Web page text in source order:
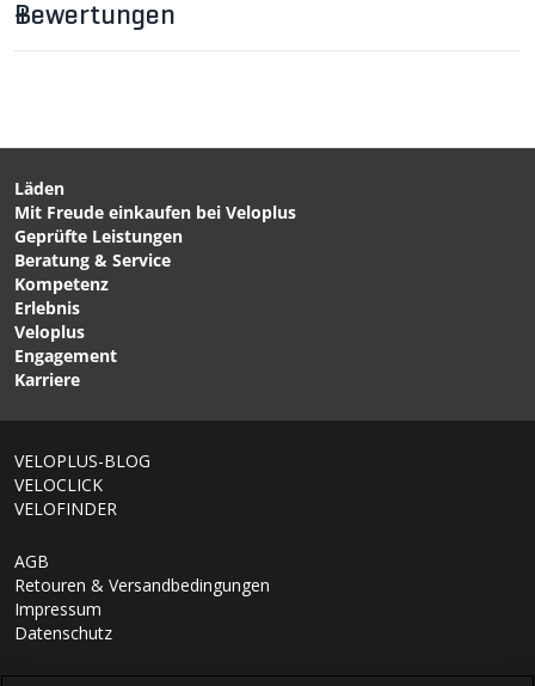
CHF 24.90
NiMH Akku AA, 2.7Ah von
ANSMANN
CHF 19.90
Bewertungen
Läden
Mit Freude einkaufen bei Veloplus
Geprüfte Leistungen
Beratung & Service
Kompetenz
Erlebnis
Veloplus
Engagement
Karriere
VELOPLUS-BLOG
VELOCLICK
VELOFINDER
AGB
Retouren & Versandbedingungen
Impressum
Datenschutz